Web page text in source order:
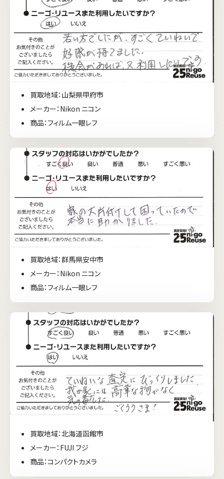
買取地域：山梨県甲府市
メーカー：Nikon ニコン
商品：フィルム一眼レフ
買取地域：群馬県安中市
メーカー：Nikon ニコン
商品：フィルム一眼レフ
買取地域：北海道函館市
メーカー：FUJI フジ
商品：コンパクトカメラ